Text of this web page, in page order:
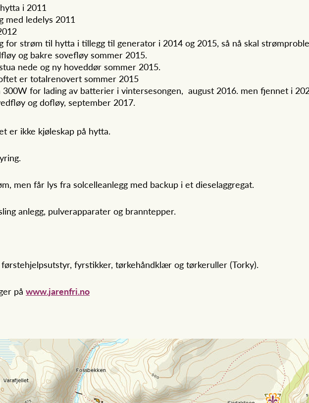
i 2011
med ledelys 2011
for strøm til hytta i tillegg til generator i 2014 og 2015, så nå skal
og bakre sovefløy sommer 2015.
nede og ny hoveddør sommer 2015.
er totalrenovert sommer 2015
for lading av batterier i vintersesongen, august 2016. men fjennet i
og dofløy, september 2017.
er ikke kjøleskap på hytta.
men får lys fra solcelleanlegg med backup i et dieselaggregat.
anlegg, pulverapparater og branntepper.
fyrstikker, tørkehåndklær og tørkeruller (Torky).
på www.jarenfri.no